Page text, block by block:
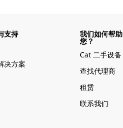
支持
决方案
我们如何帮助
您？
Cat 二手设备
查找代理商
租赁
联系我们